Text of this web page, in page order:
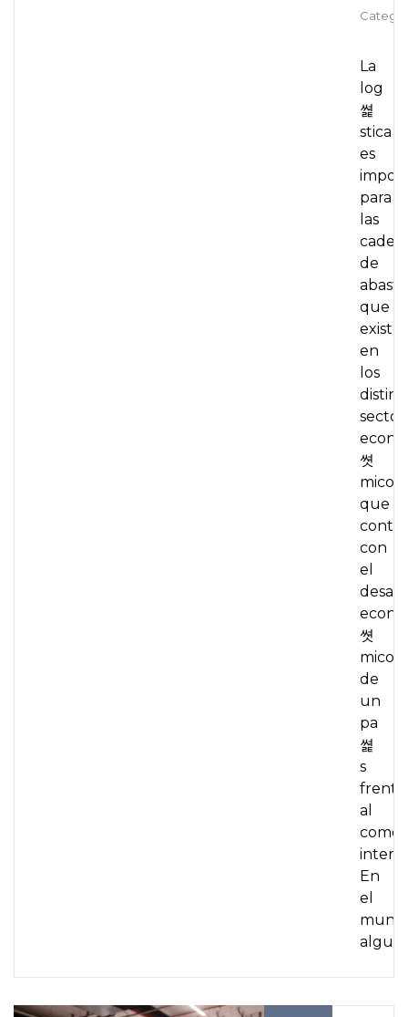
La
log
쎭
stica
es
para
las
de
que
en
los
econ
쎳
micos,
que
con
el
econ
쎳
mico
de
un
pa
쎭
s
frente
al
En
el